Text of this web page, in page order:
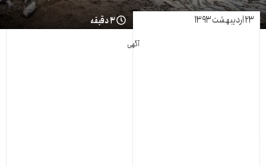
۲۳ اردیبهشت ۱۳۹۳ ۳ دقیقه
آگهی